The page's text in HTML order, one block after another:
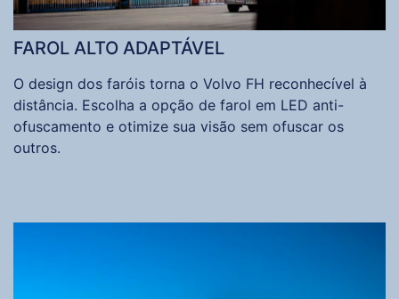
FAROL ALTO ADAPTÁVEL
O design dos faróis torna o Volvo FH reconhecível à
distância. Escolha a opção de farol em LED anti-
ofuscamento e otimize sua visão sem ofuscar os
outros.